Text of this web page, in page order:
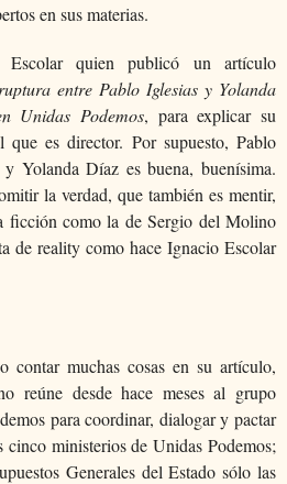
en sus materias.
quien publicó un artículo
entre Pablo Iglesias y Yolanda
Unidas Podemos, para explicar su
es director. Por supuesto, Pablo
Yolanda Díaz es buena, buenísima.
la verdad, que también es mentir,
ficción como la de Sergio del Molino
de reality como hace Ignacio Escolar
contar muchas cosas en su artículo,
reúne desde hace meses al grupo
para coordinar, dialogar y pactar
ministerios de Unidas Podemos;
Generales del Estado sólo las